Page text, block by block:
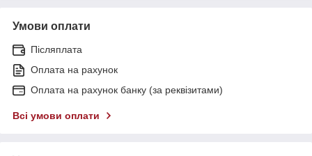
Умови оплати
Післяплата
Оплата на рахунок
Оплата на рахунок банку (за реквізитами)
Всі умови оплати